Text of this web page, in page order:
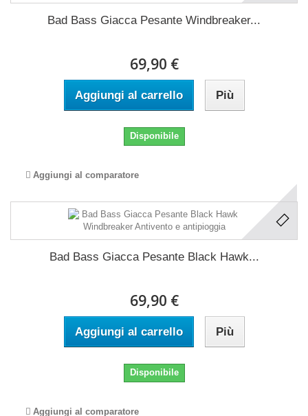
Bad Bass Giacca Pesante Windbreaker...
69,90 €
Aggiungi al carrello Più
Disponibile
Aggiungi al comparatore
Bad Bass Giacca Pesante Black Hawk...
69,90 €
Aggiungi al carrello Più
Disponibile
Aggiungi al comparatore